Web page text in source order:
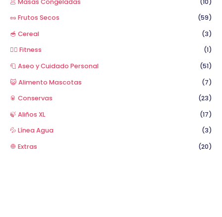
🥜 Frutos Secos
(59)
🥣 Cereal
(3)
🏋️‍♂️ Fitness
(1)
🧻 Aseo y Cuidado Personal
(51)
😺 Alimento Mascotas
(7)
🥫 Conservas
(23)
🍃 Aliños XL
(17)
💦 Línea Agua
(3)
🧅 Extras
(20)